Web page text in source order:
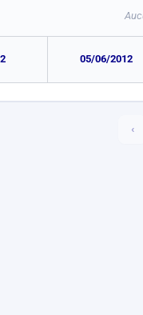
05/06/2012
‹